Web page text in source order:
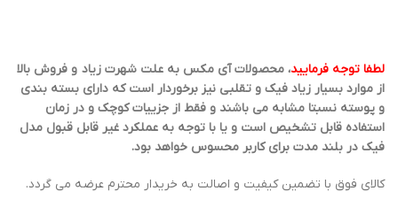
لطفا توجه فرمایید، محصولات آی مکس به علت شهرت زیاد و فروش بالا
از موارد بسیار زیاد فیک و تقلبی نیز برخوردار است که دارای بسته بندی
و پوسته نسبتا مشابه می باشند و فقط از جزییات کوچک و در زمان
استفاده قابل تشخیص است و یا با توجه به عملکرد غیر قابل قبول مدل
فیک در بلند مدت برای کاربر محسوس خواهد بود.
کالای فوق با تضمین کیفیت و اصالت به خریدار محترم عرضه می گردد.